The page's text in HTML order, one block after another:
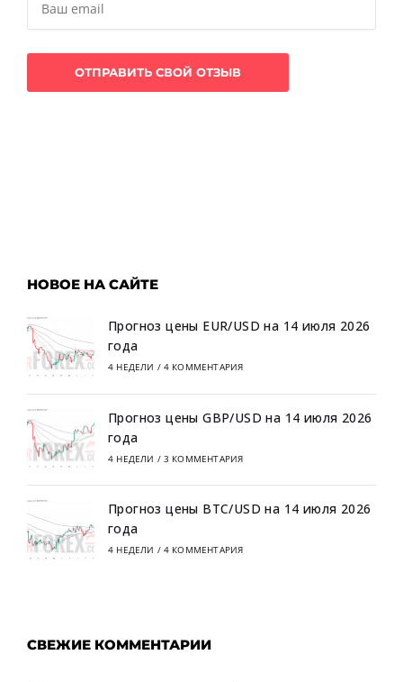
НОВОЕ НА САЙТЕ
Прогноз цены EUR/USD на 14 июля 2026
года
4 НЕДЕЛИ / 4 КОММЕНТАРИЯ
Прогноз цены GBP/USD на 14 июля 2026
года
4 НЕДЕЛИ / 3 КОММЕНТАРИЯ
Прогноз цены BTC/USD на 14 июля 2026
года
4 НЕДЕЛИ / 4 КОММЕНТАРИЯ
СВЕЖИЕ КОММЕНТАРИИ